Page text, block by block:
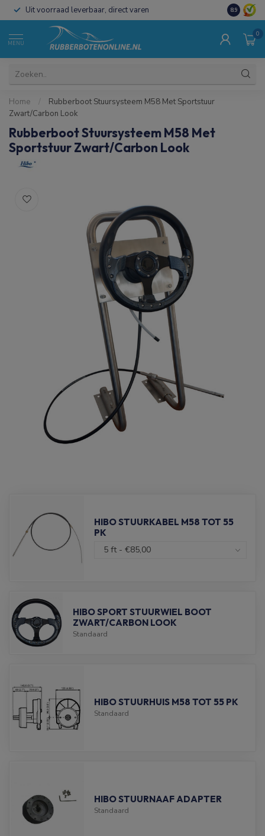
Uit voorraad leverbaar, direct varen Al 15 jaar
8.9
MENU
0
Home /
Rubberboot Stuursysteem M58 Met Sportstuur
Zwart/Carbon Look
Rubberboot Stuursysteem M58 Met
Sportstuur Zwart/Carbon Look
HIBO STUURKABEL M58 TOT 55
PK
HIBO SPORT STUURWIEL BOOT
ZWART/CARBON LOOK
Standaard
HIBO STUURHUIS M58 TOT 55 PK
Standaard
HIBO STUURNAAF ADAPTER
Standaard